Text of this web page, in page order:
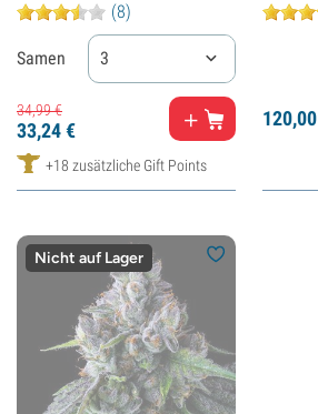
(8)
Samen 3
34,99€
33,24€
+18 zusätzliche Gift Points
120,00
Nicht auf Lager